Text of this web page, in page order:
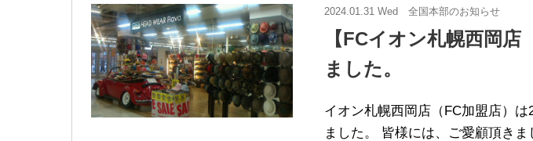
2024.01.31 Wed 全国本部のお知らせ
【FCイオン札幌西岡店
ました。
イオン札幌西岡店（FC加盟店）
ました。 皆様には、ご愛顧頂き